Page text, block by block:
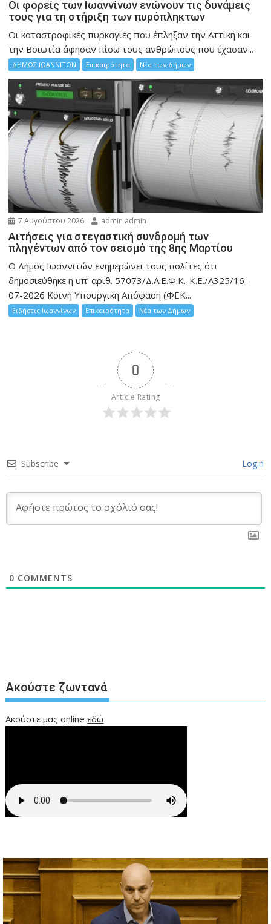
Οι φορείς των Ιωαννίνων ενώνουν τις δυνάμεις
τους για τη στήριξη των πυρόπληκτων
Οι καταστροφικές πυρκαγιές που έπληξαν την Αττική και
την Bοιωτία άφησαν πίσω τους ανθρώπους που έχασαν...
ΔΗΜΟΣ ΙΩΑΝΝΙΤΩΝ Επικαιρότητα Νέα των Δήμων
7 Αυγούστου 2026 admin admin
Αιτήσεις για στεγαστική συνδρομή των
πληγέντων από τον σεισμό της 8ης Μαρτίου
Ο Δήμος Ιωαννιτών ενημερώνει τους πολίτες ότι
δημοσιεύθηκε η υπ’ αριθ. 57073/Δ.Α.Ε.Φ.Κ.-Κ.Ε./Α325/16-
07-2026 Κοινή Υπουργική Απόφαση (ΦΕΚ...
Ειδήσεις Ιωαννίνων Επικαιρότητα Νέα των Δήμων
0
Article Rating
Subscribe Login
0 COMMENTS
Ακούστε ζωντανά
Ακούστε μας onlineεδώ